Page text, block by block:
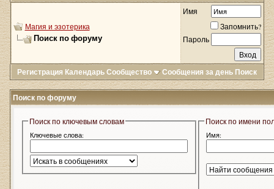
Магия и эзотерика
Поиск по форуму
Имя
Запомнить?
Пароль
Регистрация КалендарьСообщество Сообщения за день Поиск
Поиск по форуму
Поиск по ключевым словам
Ключевые слова:
Поиск по имени
Имя: